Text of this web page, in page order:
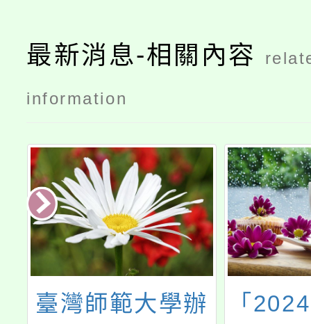
最新消息-相關內容
information
臺灣師範大學辦
「